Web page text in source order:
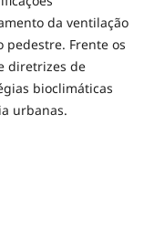
da ventilação
Frente os
diretrizes de
bioclimáticas
urbanas.